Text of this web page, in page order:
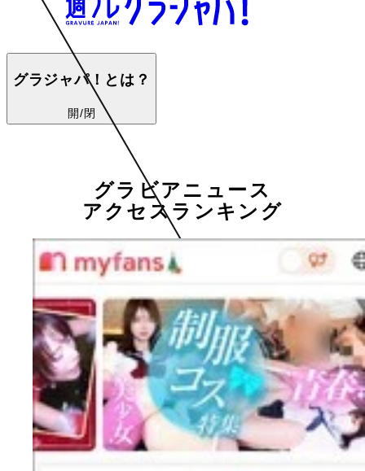
グラジャパ！とは？
開/閉
グラビアニュース
アクセスランキング